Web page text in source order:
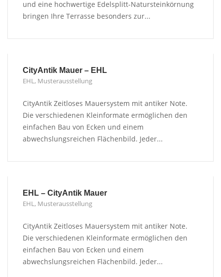
und eine hochwertige Edelsplitt-Natursteinkörnung
bringen Ihre Terrasse besonders zur...
CityAntik Mauer – EHL
EHL, Musterausstellung
CityAntik Zeitloses Mauersystem mit antiker Note.
Die verschiedenen Kleinformate ermöglichen den
einfachen Bau von Ecken und einem
abwechslungsreichen Flächenbild. Jeder...
EHL – CityAntik Mauer
EHL, Musterausstellung
CityAntik Zeitloses Mauersystem mit antiker Note.
Die verschiedenen Kleinformate ermöglichen den
einfachen Bau von Ecken und einem
abwechslungsreichen Flächenbild. Jeder...